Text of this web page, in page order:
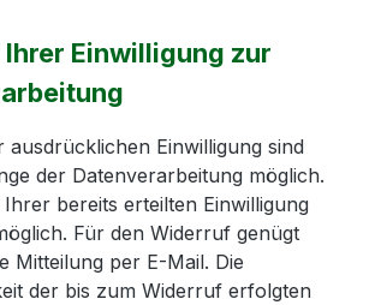
Einwilligung zur
ausdrücklichen Einwilligung sind
der Datenverarbeitung möglich.
bereits erteilten Einwilligung
Für den Widerruf genügt
Mitteilung per E-Mail. Die
der bis zum Widerruf erfolgten